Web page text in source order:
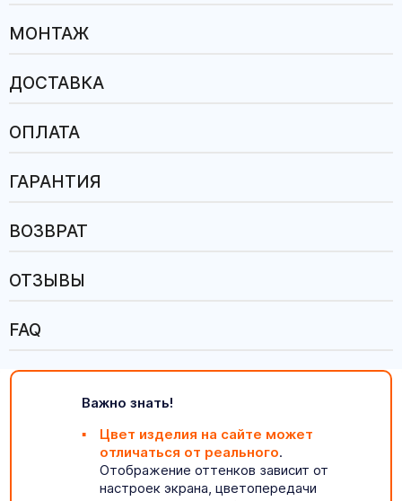
МОНТАЖ
ДОСТАВКА
ОПЛАТА
ГАРАНТИЯ
ВОЗВРАТ
ОТЗЫВЫ
FAQ
Важно знать!
Цвет изделия на сайте может
отличаться от реального.
Отображение оттенков зависит от
настроек экрана, цветопередачи